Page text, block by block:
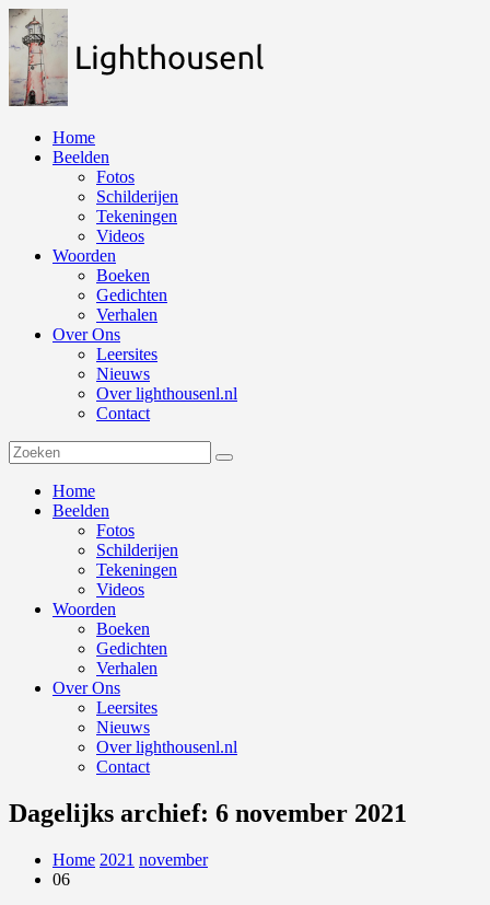
Naar
de
inhoud
springen
Home
Beelden
Fotos
Schilderijen
Tekeningen
Videos
Woorden
Boeken
Gedichten
Verhalen
Over Ons
Leersites
Nieuws
Over lighthousenl.nl
Contact
Home
Beelden
Fotos
Schilderijen
Tekeningen
Videos
Woorden
Boeken
Gedichten
Verhalen
Over Ons
Leersites
Nieuws
Over lighthousenl.nl
Contact
Dagelijks archief: 6 november 2021
Home 2021 november
06